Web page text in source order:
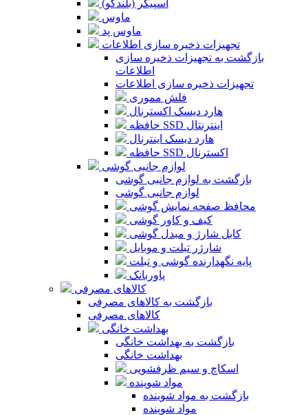
اسپیکر (بلندگو)
ماوس
ماوس پد
تجهیزات ذخیره سازی اطلاعات
بازگشت به تجهیزات ذخیره سازی
اطلاعات
تجهیزات ذخیره سازی اطلاعات
فلش مموری
هارد دیسک اکسترنال
حافظه SSD اینترنتال
هارد دیسک اینترنال
حافظه SSD اکسترنال
لوازم جانبی گوشی
بازگشت به لوازم جانبی گوشی
لوازم جانبی گوشی
محافظ صفحه نمایش گوشی
کیف و کاور گوشی
کابل شارژ و مبدل گوشی
شارژر تبلت و موبایل
پایه نگهدارنده گوشی و تبلت
پاوربانک
کالاهای مصرفی
بازگشت به کالاهای مصرفی
کالاهای مصرفی
بهداشت خانگی
بازگشت به بهداشت خانگی
بهداشت خانگی
اسکاچ و سیم ظرفشویی
مواد شوینده
بازگشت به مواد شوینده
مواد شوینده